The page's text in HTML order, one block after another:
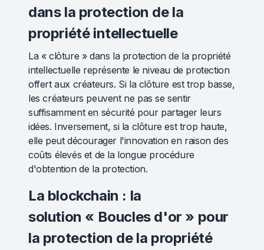
dans la protection de la
propriété intellectuelle
La « clôture » dans la protection de la propriété
intellectuelle représente le niveau de protection
offert aux créateurs. Si la clôture est trop basse,
les créateurs peuvent ne pas se sentir
suffisamment en sécurité pour partager leurs
idées. Inversement, si la clôture est trop haute,
elle peut décourager l'innovation en raison des
coûts élevés et de la longue procédure
d'obtention de la protection.
La blockchain : la
solution « Boucles d'or » pour
la protection de la propriété